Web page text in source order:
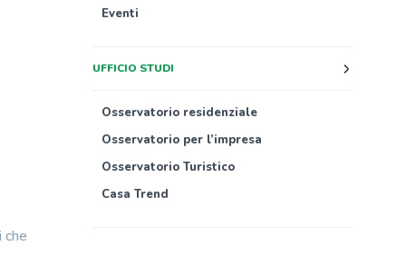
che
Eventi
UFFICIO STUDI
Osservatorio residenziale
Osservatorio per l’impresa
Osservatorio Turistico
Casa Trend